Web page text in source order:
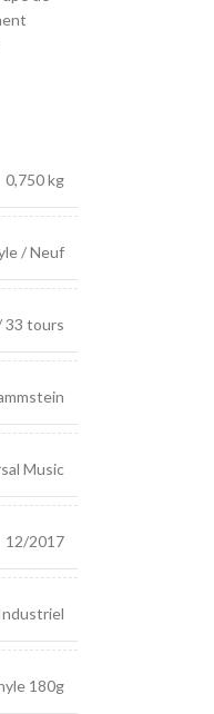
0,750 kg
/ Neuf
33 tours
Music
12/2017
180g